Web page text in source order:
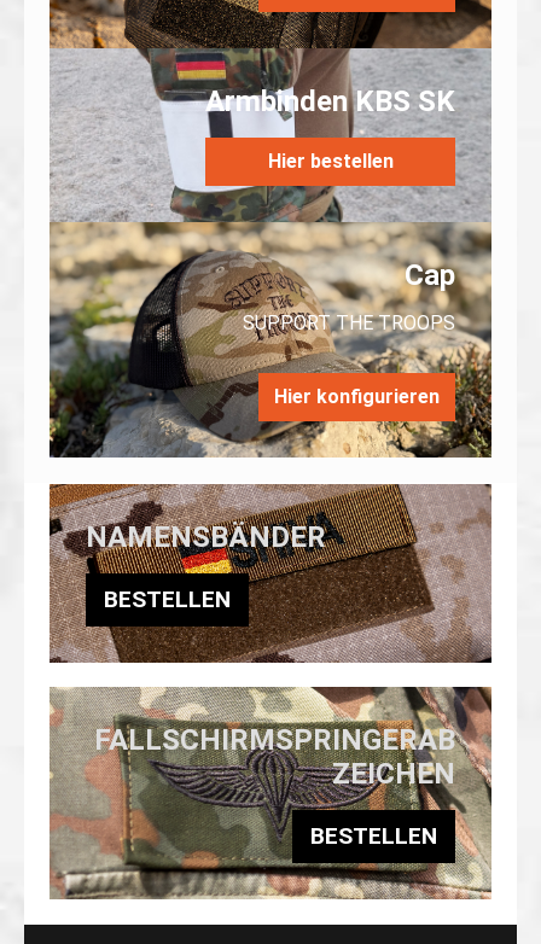
Armbinden KBS SK
Hier bestellen
Cap
SUPPORT THE TROOPS
Hier konfigurieren
NAMENSBÄNDER
BESTELLEN
FALLSCHIRMSPRINGERAB
ZEICHEN
BESTELLEN